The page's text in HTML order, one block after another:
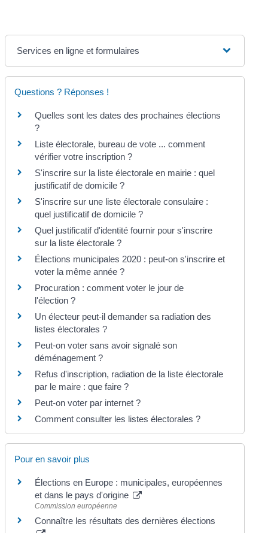
Services en ligne et formulaires
Questions ? Réponses !
Quelles sont les dates des prochaines élections
?
Liste électorale, bureau de vote ... comment
vérifier votre inscription ?
S'inscrire sur la liste électorale en mairie : quel
justificatif de domicile ?
S'inscrire sur une liste électorale consulaire :
quel justificatif de domicile ?
Quel justificatif d'identité fournir pour s'inscrire
sur la liste électorale ?
Élections municipales 2020 : peut-on s'inscrire et
voter la même année ?
Procuration : comment voter le jour de
l'élection ?
Un électeur peut-il demander sa radiation des
listes électorales ?
Peut-on voter sans avoir signalé son
déménagement ?
Refus d'inscription, radiation de la liste électorale
par le maire : que faire ?
Peut-on voter par internet ?
Comment consulter les listes électorales ?
Pour en savoir plus
Élections en Europe : municipales, européennes
et dans le pays d'origine
Commission européenne
Connaître les résultats des dernières élections